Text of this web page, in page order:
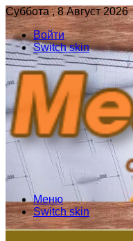
Суббота , 8 Август 2026
Войти
Switch skin
Меню
Switch skin